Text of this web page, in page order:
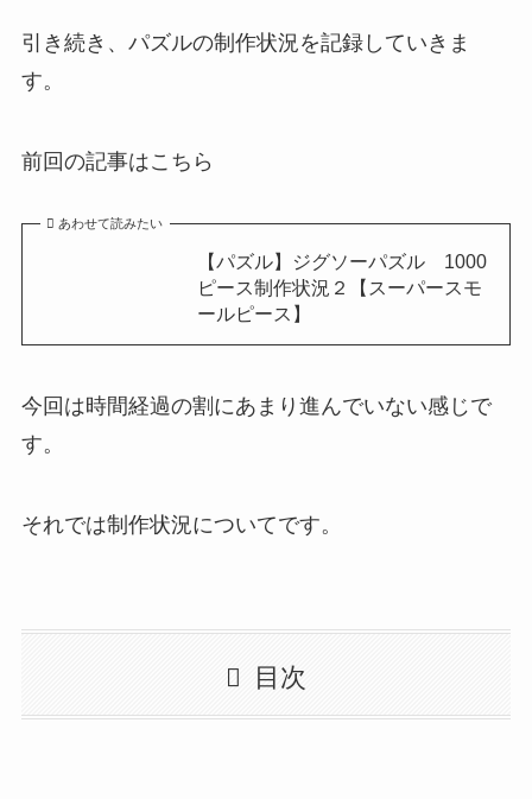
引き続き、パズルの制作状況を記録していきま
す。
前回の記事はこちら
あわせて読みたい
【パズル】ジグソーパズル 1000
ピース制作状況２【スーパースモ
ールピース】
今回は時間経過の割にあまり進んでいない感じで
す。
それでは制作状況についてです。
目次